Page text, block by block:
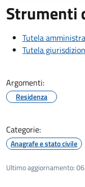
Strumenti
Tutela
Tutela
Argomenti:
Residenza
Categorie:
Anagrafe e stato civile
Ultimo aggiornamento: